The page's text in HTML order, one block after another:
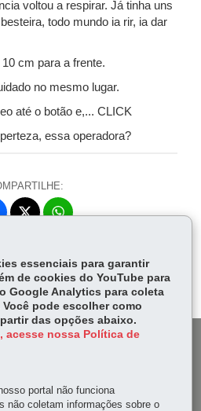
voltou a respirar. Já tinha uns
todo mundo ia rir, ia dar
cm para a frente.
no mesmo lugar.
até o botão e,... CLICK
essa operadora?
Fa
ok
itt
er
W
Ap
p
essenciais para garantir
de cookies do YouTube para
Google Analytics para coleta
pode escolher como
das opções abaixo.
acesse nossa Política de
portal não funciona
não coletam informações sobre o